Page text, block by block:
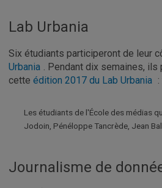
Lab Urbania
Six étudiants participeront de leur
Urbania . Pendant dix semaines,
cette édition 2017 du Lab Urbania
Les étudiants de l'École des médias
Jodoin, Pénéloppe Tancrède, Jean
Journalisme de